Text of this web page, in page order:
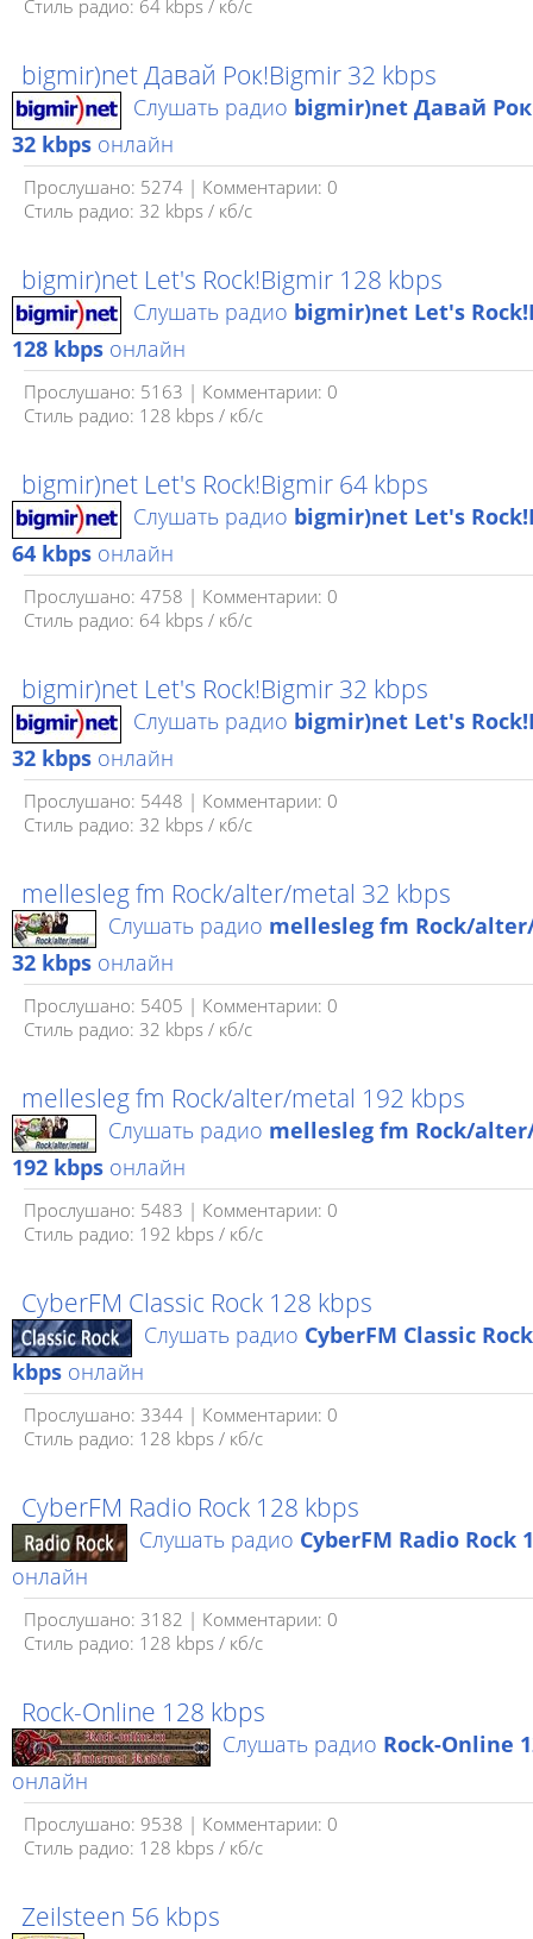
Стиль радио: 64 kbps / кб/c
bigmir)net Давай Рок!Bigmir 32 kbps
Слушать радио bigmir)net Давай
32 kbps онлайн
Прослушано: 5274 | Комментарии: 0
Стиль радио: 32 kbps / кб/c
bigmir)net Let's Rock!Bigmir 128 kbps
Слушать радио bigmir)net Let's
128 kbps онлайн
Прослушано: 5163 | Комментарии: 0
Стиль радио: 128 kbps / кб/c
bigmir)net Let's Rock!Bigmir 64 kbps
Слушать радио bigmir)net Let's
64 kbps онлайн
Прослушано: 4758 | Комментарии: 0
Стиль радио: 64 kbps / кб/c
bigmir)net Let's Rock!Bigmir 32 kbps
Слушать радио bigmir)net Let's
32 kbps онлайн
Прослушано: 5448 | Комментарии: 0
Стиль радио: 32 kbps / кб/c
mellesleg fm Rock/alter/metal 32 kbps
Слушать радио mellesleg fm Rock/
32 kbps онлайн
Прослушано: 5405 | Комментарии: 0
Стиль радио: 32 kbps / кб/c
mellesleg fm Rock/alter/metal 192 kbps
Слушать радио mellesleg fm Rock/
192 kbps онлайн
Прослушано: 5483 | Комментарии: 0
Стиль радио: 192 kbps / кб/c
CyberFM Classic Rock 128 kbps
Слушать радио CyberFM Classic
kbps онлайн
Прослушано: 3344 | Комментарии: 0
Стиль радио: 128 kbps / кб/c
CyberFM Radio Rock 128 kbps
Слушать радио CyberFM Radio Rock
онлайн
Прослушано: 3182 | Комментарии: 0
Стиль радио: 128 kbps / кб/c
Rock-Online 128 kbps
Слушать радио Rock-Online
онлайн
Прослушано: 9538 | Комментарии: 0
Стиль радио: 128 kbps / кб/c
Zeilsteen 56 kbps